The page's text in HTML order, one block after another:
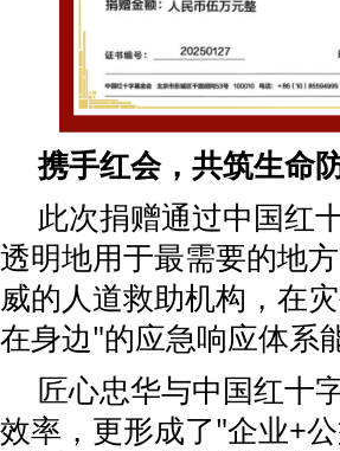
携手红会，共筑生命
此次捐赠通过中国红
透明地用于最需要的地
威的人道救助机构，在
在身边"的应急响应体系
匠心忠华与中国红十
效率，更形成了"企业+